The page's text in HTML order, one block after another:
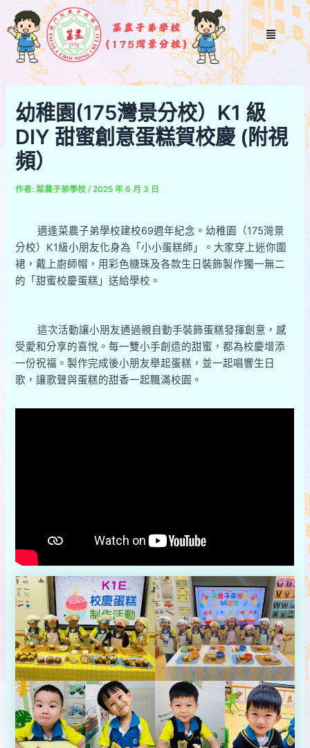
至
Menu
幼稚園(175灣景分校）K1 級
DIY 甜蜜創意蛋糕賀校慶 (附視
頻）
作者:菜農子弟學校/2025 年 6 月 3 日
適逢菜農子弟學校建校69週年紀念。幼稚園（175灣景
分校）K1級小朋友化身為「小小蛋糕師」。大家穿上迷你圍
裙，戴上廚師帽，用彩色糖珠及各款生日裝飾製作獨一無二
的「甜蜜校慶蛋糕」送給學校。
這次活動讓小朋友通過親自動手裝飾蛋糕發揮創意，感
受愛和分享的喜悅。每一雙小手創造的甜蜜，都為校慶增添
一份祝福。製作完成後小朋友舉起蛋糕，並一起唱響生日
歌，讓歌聲與蛋糕的甜香一起飄滿校園。
Post
navigation